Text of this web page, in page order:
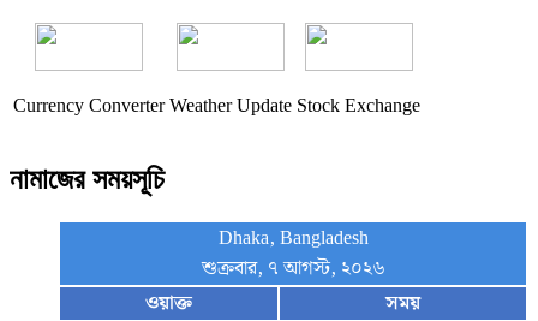
Currency Converter Weather Update Stock Exchange
নামাজের সময়সূচি
Dhaka, Bangladesh
শুক্রবার, ৭ আগস্ট, ২০২৬
ওয়াক্ত
সময়